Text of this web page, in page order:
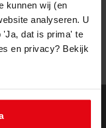
kunnen wij (en
analyseren. U
'Ja, dat is prima' te
en privacy? Bekijk
door:
van de website